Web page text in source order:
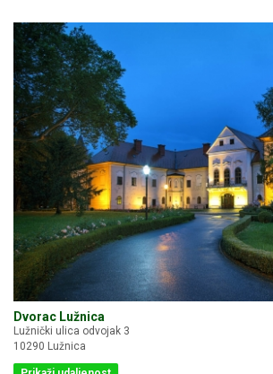
Dvorac Lužnica
Lužnički ulica odvojak 3
10290 Lužnica